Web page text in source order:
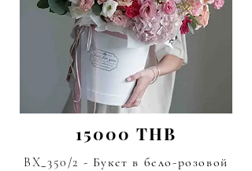
15000 THB
BX_350/2 - Букет в бело-розовой